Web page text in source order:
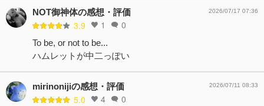
NOT御神体の感想・評価
3.9 1 0
2026/07/17 07:36
To be, or not to be...
ハムレットが中二っぽい
mirinonijiの感想・評価
5.0 4 0
2026/07/11 08:33